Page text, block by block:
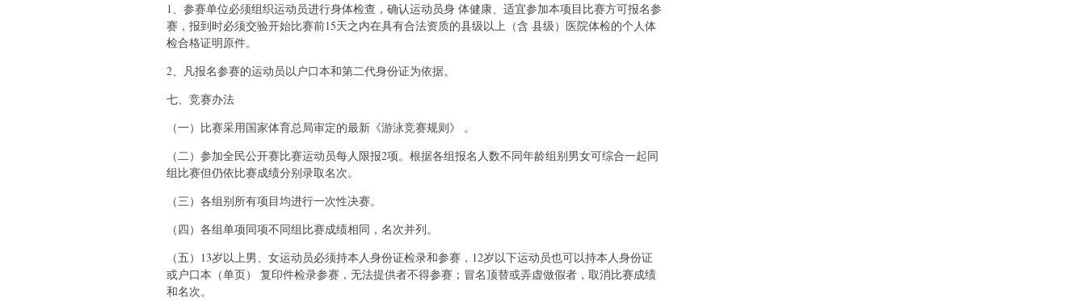
1、参赛单位必须组织运动员进行身体检查，确认运动员身 体健康、适宜参加本项目比赛方可报名参
赛，报到时必须交验开始比赛前15天之内在具有合法资质的县级以上（含 县级）医院体检的个人体
检合格证明原件。
2、凡报名参赛的运动员以户口本和第二代身份证为依据。
七、竞赛办法
（一）比赛采用国家体育总局审定的最新《游泳竞赛规则》 。
（二）参加全民公开赛比赛运动员每人限报2项。根据各组报名人数不同年龄组别男女可综合一起同
组比赛但仍依比赛成绩分别录取名次。
（三）各组别所有项目均进行一次性决赛。
（四）各组单项同项不同组比赛成绩相同，名次并列。
（五）13岁以上男、女运动员必须持本人身份证检录和参赛，12岁以下运动员也可以持本人身份证
或户口本（单页） 复印件检录参赛，无法提供者不得参赛；冒名顶替或弄虚做假者，取消比赛成绩
和名次。